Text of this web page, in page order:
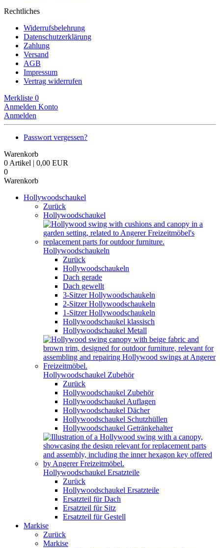
Rechtliches
Widerrufsbelehrung
Datenschutzerklärung
Zahlung
Versand
AGB
Impressum
Vertrag widerrufen
Merkliste 0
Anmelden Konto
Anmelden
Passwort vergessen?
Warenkorb
0 Artikel | 0,00 EUR
0
Warenkorb
Hollywoodschaukel
Zurück
Hollywoodschaukel
Hollywoodschaukeln
Zurück
Hollywoodschaukeln
Dach gerade
Dach gewellt
3-Sitzer Hollywoodschaukeln
2-Sitzer Hollywoodschaukeln
1-Sitzer Hollywoodschaukeln
Hollywoodschaukel klassisch
Hollywoodschaukel Metall
Hollywoodschaukel Zubehör
Zurück
Hollywoodschaukel Zubehör
Hollywoodschaukel Auflagen
Hollywoodschaukel Dächer
Hollywoodschaukel Schutzhüllen
Hollywoodschaukel Getränkehalter
Hollywoodschaukel Ersatzteile
Zurück
Hollywoodschaukel Ersatzteile
Ersatzteil für Dach
Ersatzteil für Sitz
Ersatzteil für Gestell
Markise
Zurück
Markise